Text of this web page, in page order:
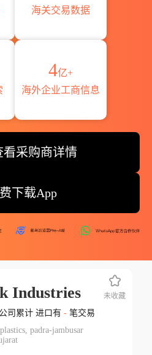
海关交易数据
4亿+
海外企业工商信息
看采购商详情
下载App
Industries
司累计 进口有 -笔交易
padra-jambusar
未收藏